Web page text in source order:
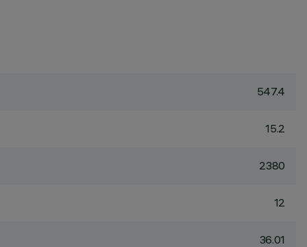
547.4
15.2
2380
12
36.01